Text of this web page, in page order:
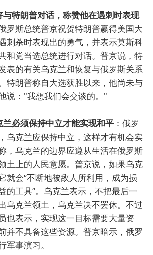
与特朗普对话，称赞他在遇刺时表现
罗斯总统普京祝贺特朗普赢得美国大
刺杀时表现出的勇气，并表示莫斯科
和党当选总统进行对话。普京说，特
表的有关乌克兰和恢复与俄罗斯关系
特朗普称自大选获胜以来，他尚未与
说："我想我们会交谈的。"
兰必须保持中立才能实现和平 ：俄罗
乌克兰应保持中立，这样才有机会实
，乌克兰的边界应遵从生活在俄罗斯
土上的人民意愿。普京说，如果乌克
就会“不断地被敌人所利用，成为损
的工具”。乌克兰表示，不把最后一
乌克兰领土，乌克兰决不罢休。不过
也表示，实现这一目标需要大量资
并不具备这些资源。普京暗示，俄罗
军事演习。